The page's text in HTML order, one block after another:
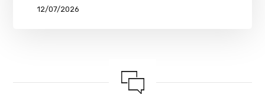
12/07/2026